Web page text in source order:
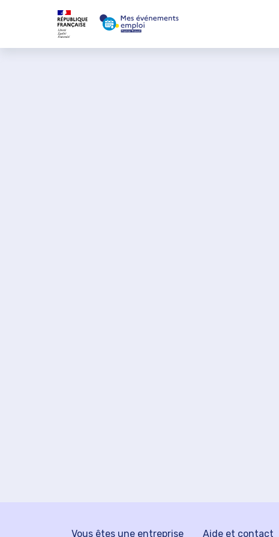
Vous êtes une entreprise Aide et contact